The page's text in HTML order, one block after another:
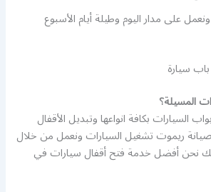
على مدار اليوم وطيلة أيام الأسبوع
سيارة
المسيلة؟
السيارات بكافة انواعها وتبديل الأقفال
ريموت تشغيل السيارات ونعمل من خلال
نحن أفضل خدمة فتح أقفال سيارات في